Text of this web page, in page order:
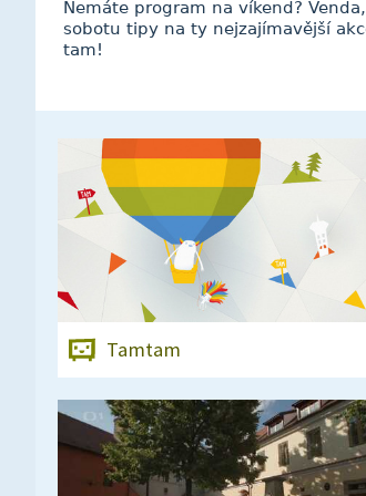
Nemáte program na víkend?
sobotu tipy na ty nejzajímavější
tam!
Tamtam